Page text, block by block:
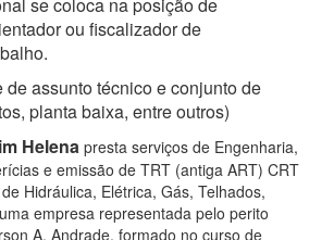
ou fiscalizador de
de assunto técnico e conjunto de
planta baixa, entre outros)
Helenapresta serviços de Engenharia,
e emissão de TRT (antiga ART) CRT
Hidráulica, Elétrica, Gás, Telhados,
empresa representada pelo perito
A. Andrade, formado no curso de